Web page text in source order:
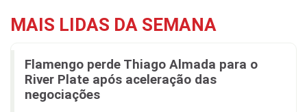
MAIS LIDAS DA SEMANA
Flamengo perde Thiago Almada para o
River Plate após aceleração das
negociações